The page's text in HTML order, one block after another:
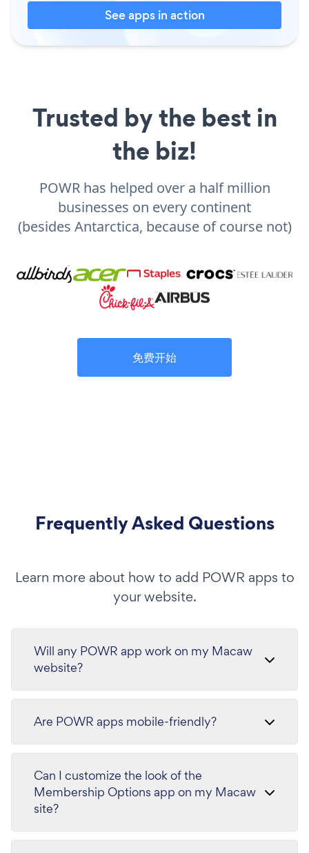
See apps in action
Trusted by the best in
the biz!
POWR has helped over a half million
businesses on every continent
(besides Antarctica, because of course not)
免费开始
Frequently Asked Questions
Learn more about how to add POWR apps to
your website.
Will any POWR app work on my Macaw
website?
Are POWR apps mobile-friendly?
Can I customize the look of the
Membership Options app on my Macaw
site?